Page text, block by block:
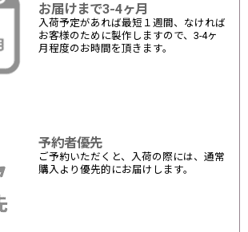
お届けまで3-4ヶ月
入荷予定があれば最短１週間、なければ
お客様のために製作しますので、3-4ヶ
月程度のお時間を頂きます。
予約者優先
ご予約いただくと、入荷の際には、通常
購入より優先的にお届けします。